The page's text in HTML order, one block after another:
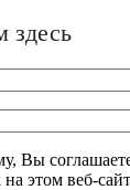
здесь
Вы
этом веб-